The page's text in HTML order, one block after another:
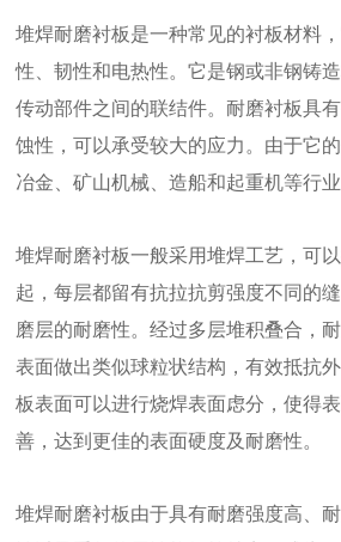
堆焊耐磨衬板是一种常见的衬板材料
性、韧性和电热性。它是钢或非钢铸
传动部件之间的联结件。耐磨衬板具
蚀性，可以承受较大的应力。由于它
冶金、矿山机械、造船和起重机等行业
堆焊耐磨衬板一般采用堆焊工艺，可
起，每层都留有抗拉抗剪强度不同的
磨层的耐磨性。经过多层堆积叠合，
表面做出类似球粒状结构，有效抵抗
板表面可以进行烧焊表面虑分，使得
善，达到更佳的表面硬度及耐磨性。
堆焊耐磨衬板由于具有耐磨强度高、